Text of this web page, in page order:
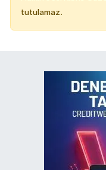
tutulamaz.